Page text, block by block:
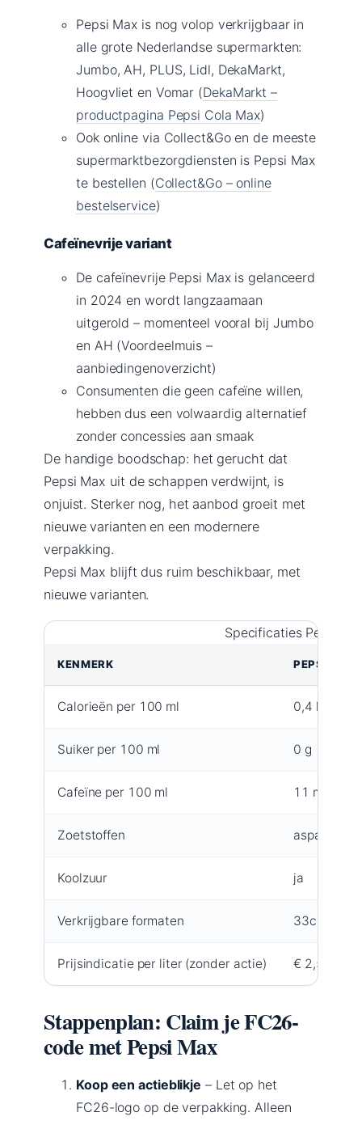
Pepsi Max is nog volop verkrijgbaar in
alle grote Nederlandse supermarkten:
Jumbo, AH, PLUS, Lidl, DekaMarkt,
Hoogvliet en Vomar (DekaMarkt –
productpagina Pepsi Cola Max)
Ook online via Collect&Go en de meeste
supermarktbezorgdiensten is Pepsi Max
te bestellen (Collect&Go – online
bestelservice)
Cafeïnevrije variant
De cafeïnevrije Pepsi Max is gelanceerd
in 2024 en wordt langzaamaan
uitgerold – momenteel vooral bij Jumbo
en AH (Voordeelmuis –
aanbiedingenoverzicht)
Consumenten die geen cafeïne willen,
hebben dus een volwaardig alternatief
zonder concessies aan smaak
De handige boodschap: het gerucht dat
Pepsi Max uit de schappen verdwijnt, is
onjuist. Sterker nog, het aanbod groeit met
nieuwe varianten en een modernere
verpakking.
Pepsi Max blijft dus ruim beschikbaar, met
nieuwe varianten.
Specificaties Pepsi
KENMERK PEPSI
Calorieën per 100 ml 0,4 kcal
Suiker per 100 ml 0 g
Cafeïne per 100 ml 11 mg
Zoetstoffen
Koolzuur ja
Verkrijgbare formaten 33cl blik,
Prijsindicatie per liter (zonder actie) € 2,50 – €
Stappenplan: Claim je FC26-
code met Pepsi Max
Koop een actieblikje – Let op het
FC26-logo op de verpakking. Alleen